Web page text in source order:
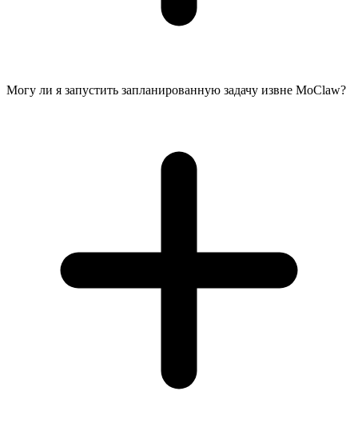
Могу ли я запустить запланированную задачу извне MoClaw?